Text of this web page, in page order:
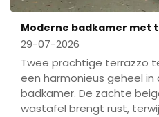
Moderne badkamer met
29-07-2026
Twee prachtige terrazzo
een harmonieus geheel
badkamer. De zachte
wastafel brengt rust,